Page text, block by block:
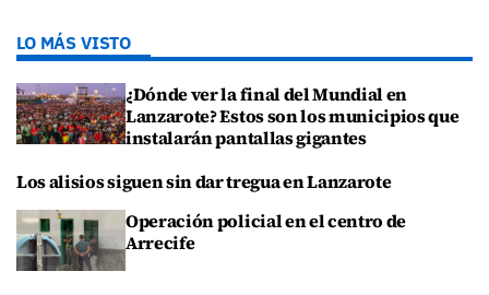
LO MÁS VISTO
¿Dónde ver la final del Mundial en
Lanzarote? Estos son los municipios que
instalarán pantallas gigantes
Los alisios siguen sin dar tregua en Lanzarote
Operación policial en el centro de
Arrecife